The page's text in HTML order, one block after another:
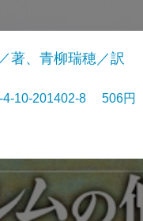
著、青柳瑞穂／訳
10-201402-8 506円